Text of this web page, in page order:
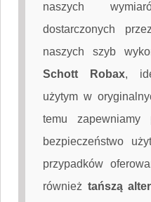
naszych
dostarczonych
naszych szyb
Schott Robax,
użytym w
temu zapewniamy
bezpieczeństwo
przypadków
również tańszą